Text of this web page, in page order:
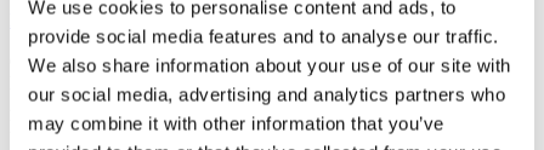
We use cookies to personalise content and ads, to
provide social media features and to analyse our traffic.
We also share information about your use of our site with
our social media, advertising and analytics partners who
may combine it with other information that you’ve
Leggi tutto...
2026
News 2026